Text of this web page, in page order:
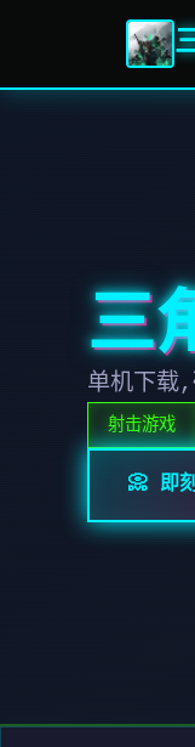
三
单机下载
射击游戏
📀 即